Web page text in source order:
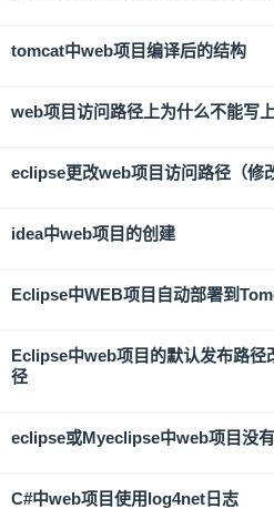
tomcat中web项目编译后的结构
web项目访问路径上为什么不能写
eclipse更改web项目访问路径（修
idea中web项目的创建
Eclipse中WEB项目自动部署到
Eclipse中web项目的默认发布路
径
eclipse或Myeclipse中web项目没
C#中web项目使用log4net日志